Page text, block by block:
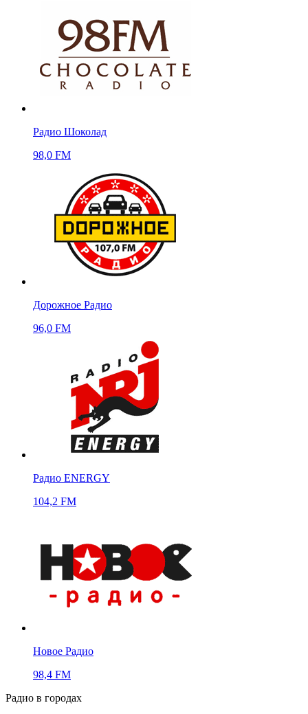
Радио Шоколад
98,0 FM
Дорожное Радио
96,0 FM
Радио ENERGY
104,2 FM
Новое Радио
98,4 FM
Радио в городах